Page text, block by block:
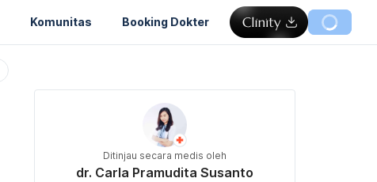
Komunitas Booking Dokter
Ditinjau secara medis oleh
dr. Carla Pramudita Susanto